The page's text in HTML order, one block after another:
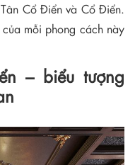
Cổ Điển và Cổ Điển.
mỗi phong cách này
– biểu tượng